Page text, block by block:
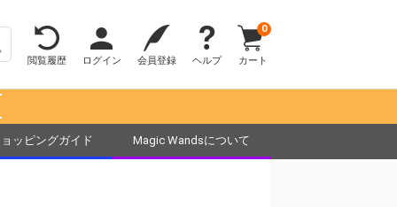
閲覧履歴 ログイン 会員登録 ヘルプ カート
0
ッピングガイド Magic Wandsについて